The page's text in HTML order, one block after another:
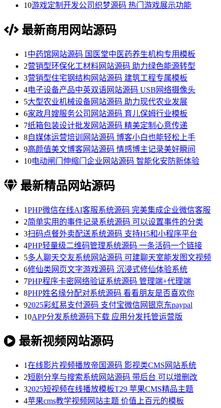
10游戏定制开发公司织梦源码 热门游戏展示功能
最新商用网站源码
1 中药馆网站源码 国医堂中医药养生机构专用模板
2营销型环保化工材料网站源码 助力绿色能源转型
3营销型住宅钢结构网站源码 建筑工程专属模板
4电子设备产品中英双语网站源码 USB网络摄像头
5大型农业机械设备网站源码 助力现代农业发展
6家政月嫂服务公司网站源码 育儿保姆行业模板
7纸箱包装设计批发网站源码 精美定制心意传递
8自媒体运营培训网站源码 博客小白也能轻松上手
9高颜值美文博客网站源码 情感博主记录美好瞬间
10电动闸门伸缩门企业网站源码 智能化安防新体验
最新精品网站源码
1PHP微信在线AI客服系统源码 完美集成企业微信客服
2简单实用的事件记录系统源码 可以设置事件的分类
3扫码点餐外卖配送系统源码 支持H5和小程序平台
4PHP轻量级二维码管理系统源码 一条活码一个链接
5多人聊天交友系统网站源码 可建聊天室能发图文视频
6修仙类网页文字游戏源码 沉浸式修仙体验系统
7PHP程序卡密网络验证系统源码 管理端+代理端
8PHP姓名缘分配对系统源码 看看朋友是否喜欢你
92025彩虹易支付源码 支付宝微信网银京东paypal
10APP分发系统源码下载 应用分发托管运营版
最新视频网站源码
1在线影片视频播放帝国源码 影视类CMS网站系统
2短剧分享与搜索系统网站源码 带后台 可以增删改
32025短视频在线播放模板T29 苹果CMS精品主题
4苹果cms教学视频网站主题 价值上百元的模板